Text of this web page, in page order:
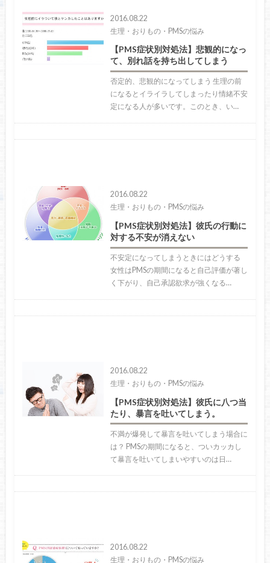
2016.08.22
生理・おりもの・PMSの悩み
【PMS症状別対処法】悲観的になっ
て、別れ話を持ち出してしまう
否定的、悲観的になってしまう 生理の前
になるとイライラしてしまったり情緒不安
定になる人が多いです。このとき、い…
2016.08.22
生理・おりもの・PMSの悩み
【PMS症状別対処法】彼氏の行動に
対する不安が消えない
不安定になってしまうときにはどうする
女性はPMSの期間になると自己評価が著し
く下がり、自己承認欲求が強くなる…
2016.08.22
生理・おりもの・PMSの悩み
【PMS症状別対処法】彼氏に八つ当
たり、暴言を吐いてしまう。
不満が爆発して暴言を吐いてしまう場合に
は？ PMSの期間になると、ついカッカし
て暴言を吐いてしまいやすいのは日…
2016.08.22
生理・おりもの・PMSの悩み